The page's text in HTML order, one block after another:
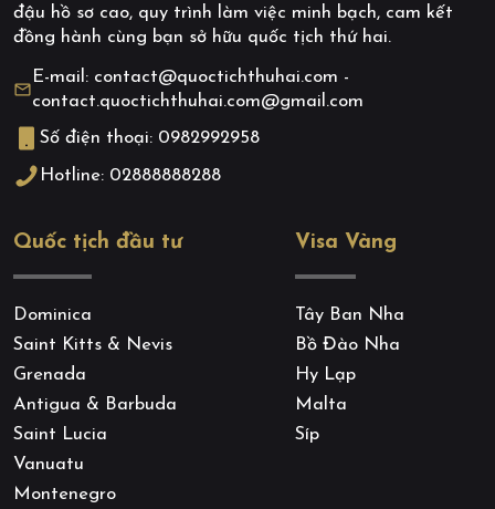
đậu hồ sơ cao, quy trình làm việc minh bạch, cam kết
đồng hành cùng bạn sở hữu quốc tịch thứ hai.
E-mail: contact@quoctichthuhai.com -
contact.quoctichthuhai.com@gmail.com
Số điện thoại: 0982992958
Hotline: 02888888288
Quốc tịch đầu tư
Dominica
Saint Kitts & Nevis
Grenada
Antigua & Barbuda
Saint Lucia
Vanuatu
Montenegro
Visa Vàng
Tây Ban Nha
Bồ Đào Nha
Hy Lạp
Malta
Síp